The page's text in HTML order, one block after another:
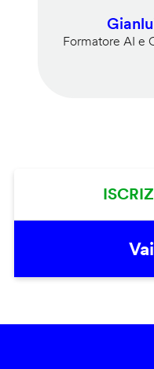
Formatore AI e